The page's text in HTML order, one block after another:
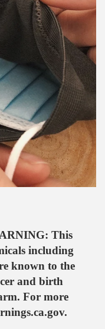
This
including
known to the
and birth
For more